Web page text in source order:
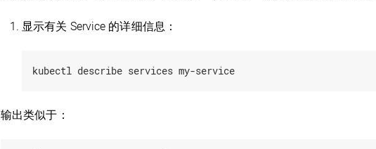
显示有关 Service 的详细信息：
输出类似于：